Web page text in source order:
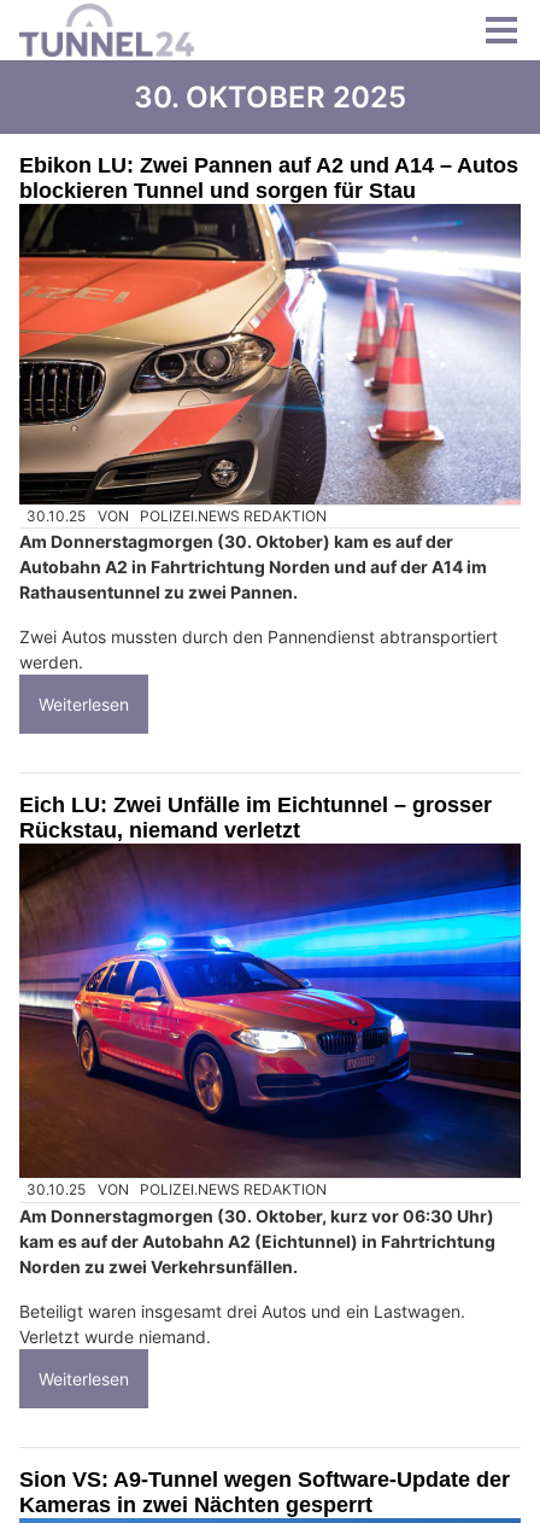
30. OKTOBER 2025
Ebikon LU: Zwei Pannen auf A2 und A14 – Autos
blockieren Tunnel und sorgen für Stau
30.10.25 VON POLIZEI.NEWS REDAKTION
Am Donnerstagmorgen (30. Oktober) kam es auf der
Autobahn A2 in Fahrtrichtung Norden und auf der A14 im
Rathausentunnel zu zwei Pannen.
Zwei Autos mussten durch den Pannendienst abtransportiert
werden.
Weiterlesen
Eich LU: Zwei Unfälle im Eichtunnel – grosser
Rückstau, niemand verletzt
30.10.25 VON POLIZEI.NEWS REDAKTION
Am Donnerstagmorgen (30. Oktober, kurz vor 06:30 Uhr)
kam es auf der Autobahn A2 (Eichtunnel) in Fahrtrichtung
Norden zu zwei Verkehrsunfällen.
Beteiligt waren insgesamt drei Autos und ein Lastwagen.
Verletzt wurde niemand.
Weiterlesen
Sion VS: A9-Tunnel wegen Software-Update der
Kameras in zwei Nächten gesperrt